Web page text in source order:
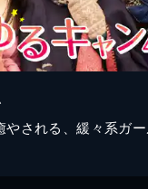
やされる、緩々系ガ